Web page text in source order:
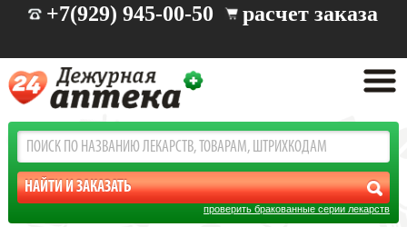
+7(929) 945-00-50 расчет заказа
проверить бракованные серии лекарств